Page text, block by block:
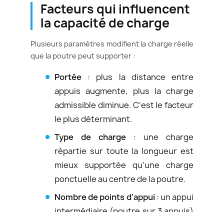
Facteurs qui influencent
la capacité de charge
Plusieurs paramètres modifient la charge réelle
que la poutre peut supporter :
Portée : plus la distance entre
appuis augmente, plus la charge
admissible diminue. C'est le facteur
le plus déterminant.
Type de charge : une charge
répartie sur toute la longueur est
mieux supportée qu'une charge
ponctuelle au centre de la poutre.
Nombre de points d'appui : un appui